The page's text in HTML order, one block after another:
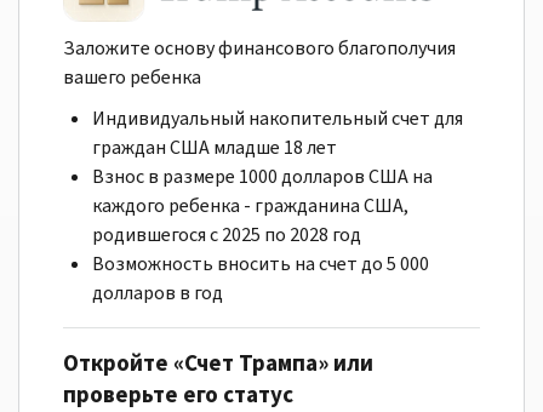
Заложите основу финансового благополучия
вашего ребенка
Индивидуальный накопительный счет для
граждан США младше 18 лет
Взнос в размере 1000 долларов США на
каждого ребенка - гражданина США,
родившегося с 2025 по 2028 год
Возможность вносить на счет до 5 000
долларов в год
Откройте «Счет Трампа» или
проверьте его статус